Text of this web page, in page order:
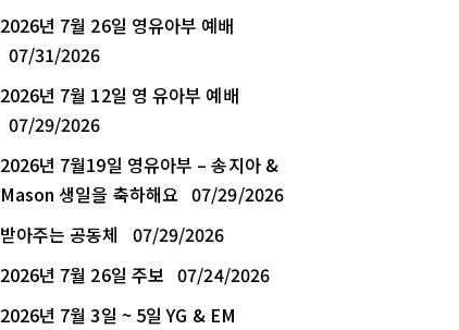
2026년 7월 26일 영유아부 예배
07/31/2026
2026년 7월 12일 영 유아부 예배
07/29/2026
2026년 7월19일 영유아부 – 송지아 &
Mason 생일을 축하해요 07/29/2026
받아주는 공동체
07/29/2026
2026년 7월 26일 주보 07/24/2026
2026년 7월 3일 ~ 5일 YG & EM